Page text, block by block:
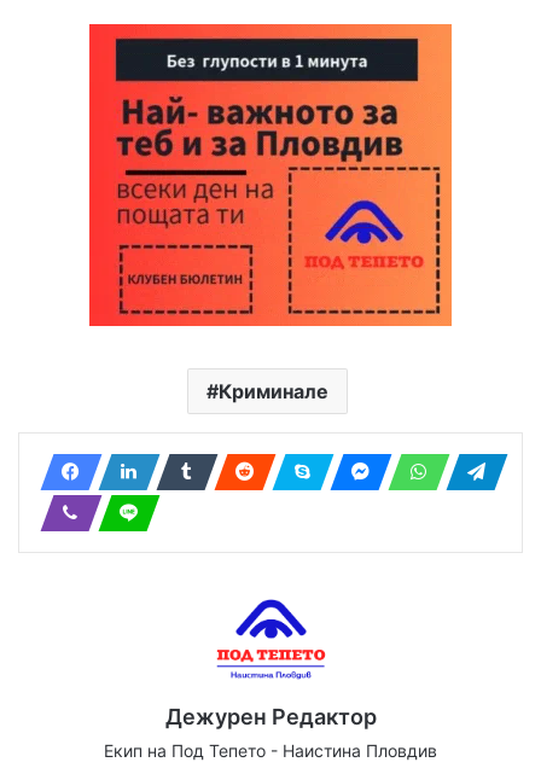
Криминале
Дежурен Редактор
Екип на Под Тепето - Наистина Пловдив